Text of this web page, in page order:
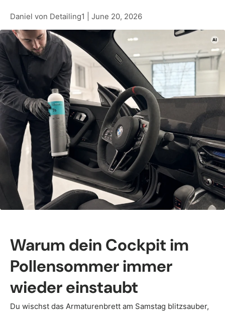
Daniel von Detailing1 | June 20, 2026
Warum dein Cockpit im
Pollensommer immer
wieder einstaubt
Du wischst das Armaturenbrett am Samstag blitzsauber,